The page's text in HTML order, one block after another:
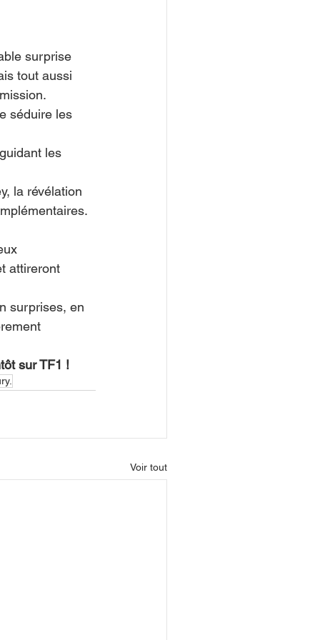
surprise
tout aussi
séduire les
les
la révélation
attireront
surprises, en
sur TF1 !
Voir tout